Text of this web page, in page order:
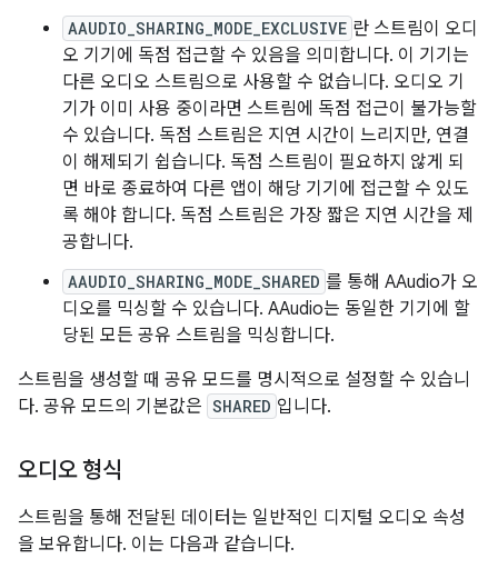
AAUDIO_SHARING_MODE_EXCLUSIVE 란 스트림이 오디
오 기기에 독점 접근할 수 있음을 의미합니다. 이 기기는
다른 오디오 스트림으로 사용할 수 없습니다. 오디오 기
기가 이미 사용 중이라면 스트림에 독점 접근이 불가능할
수 있습니다. 독점 스트림은 지연 시간이 느리지만, 연결
이 해제되기 쉽습니다. 독점 스트림이 필요하지 않게 되
면 바로 종료하여 다른 앱이 해당 기기에 접근할 수 있도
록 해야 합니다. 독점 스트림은 가장 짧은 지연 시간을 제
공합니다.
AAUDIO_SHARING_MODE_SHARED 를 통해 AAudio가 오
디오를 믹싱할 수 있습니다. AAudio는 동일한 기기에 할
당된 모든 공유 스트림을 믹싱합니다.
스트림을 생성할 때 공유 모드를 명시적으로 설정할 수 있습니
다. 공유 모드의 기본값은 SHARED 입니다.
오디오 형식
스트림을 통해 전달된 데이터는 일반적인 디지털 오디오 속성
을 보유합니다. 이는 다음과 같습니다.